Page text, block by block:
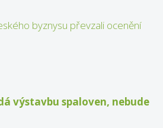
byznysu převzali ocenění
výstavbu spaloven, nebude